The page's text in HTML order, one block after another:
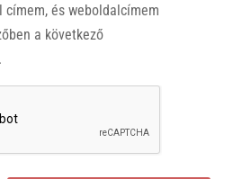
címem, és weboldalcímem
a következő